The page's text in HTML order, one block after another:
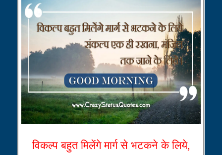
विकल्प बहुत मिलेंगे मार्ग से भटकने के लिये,